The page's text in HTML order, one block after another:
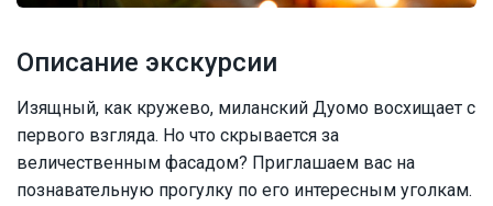
Описание экскурсии
Изящный, как кружево, миланский Дуомо восхищает с
первого взгляда. Но что скрывается за
величественным фасадом? Приглашаем вас на
познавательную прогулку по его интересным уголкам.